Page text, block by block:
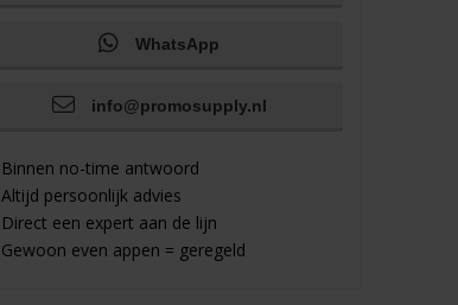
WhatsApp
info@promosupply.nl
Binnen no-time antwoord
Altijd persoonlijk advies
Direct een expert aan de lijn
Gewoon even appen = geregeld